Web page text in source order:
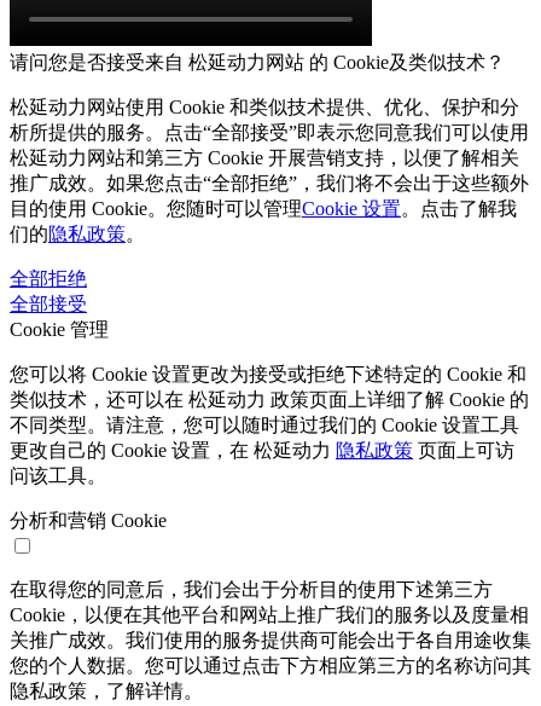
请问您是否接受来自 松延动力网站 的 Cookie及类似技术？
松延动力网站使用 Cookie 和类似技术提供、优化、保护和分
析所提供的服务。点击“全部接受”即表示您同意我们可以使用
松延动力网站和第三方 Cookie 开展营销支持，以便了解相关
推广成效。如果您点击“全部拒绝”，我们将不会出于这些额外
目的使用 Cookie。您随时可以管理Cookie 设置。点击了解我
们的隐私政策。
全部拒绝
全部接受
Cookie 管理
您可以将 Cookie 设置更改为接受或拒绝下述特定的 Cookie 和
类似技术，还可以在 松延动力 政策页面上详细了解 Cookie 的
不同类型。请注意，您可以随时通过我们的 Cookie 设置工具
更改自己的 Cookie 设置，在 松延动力 隐私政策 页面上可访
问该工具。
分析和营销 Cookie
在取得您的同意后，我们会出于分析目的使用下述第三方
Cookie，以便在其他平台和网站上推广我们的服务以及度量相
关推广成效。我们使用的服务提供商可能会出于各自用途收集
您的个人数据。您可以通过点击下方相应第三方的名称访问其
隐私政策，了解详情。